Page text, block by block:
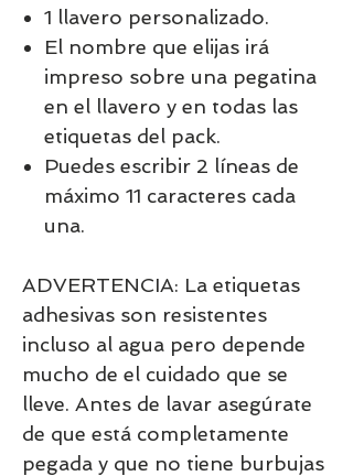
1 llavero personalizado.
El nombre que elijas irá
impreso sobre una pegatina
en el llavero y en todas las
etiquetas del pack.
Puedes escribir 2 líneas de
máximo 11 caracteres cada
una.
ADVERTENCIA: La etiquetas
adhesivas son resistentes
incluso al agua pero depende
mucho de el cuidado que se
lleve. Antes de lavar asegúrate
de que está completamente
pegada y que no tiene burbujas